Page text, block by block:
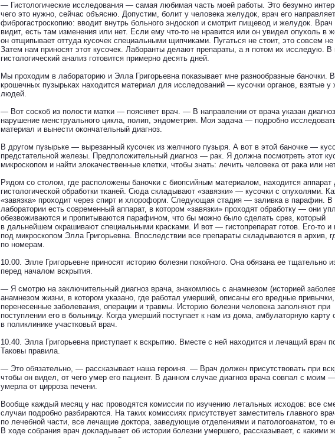
— Гистологические исследования — самая любимая часть моей работы. Это безумно
чего это нужно, сейчас объясню. Допустим, болит у человека желудок, врач его
фиброгастроскопию: вводит внутрь больного эндоскоп и смотрит пищевод и желудок.
видит, есть там изменения или нет. Если ему что-то не нравится или он увидел опухоль в
он отщипывает оттуда кусочек специальными щипчиками. Пугаться не стоит, это совсем не
Затем нам приносят этот кусочек. Лаборанты делают препараты, а я потом их исследую. В
гистологический анализ готовится примерно десять дней.
Мы проходим в лабораторию и Элла Григорьевна показывает мне разнообразные баночки.
крошечных пузырьках находится материал для исследований — кусочки органов, взятые у
людей.
— Вот соскоб из полости матки — поясняет врач. — В направлении от врача указан
нарушение менструального цикла, полип, эндометрия. Моя задача — подробно
материал и вынести окончательный диагноз.
В другом пузырьке — вырезанный кусочек из желчного пузыря. А вот в этой баночке —
предстательной железы. Предположительный диагноз — рак. Я должна посмотреть этот
микроскопом и найти злокачественные клетки, чтобы знать: лечить человека от рака или
Рядом со столом, где расположены баночки с биопсийным материалом, находится аппарат
гистологической обработки тканей. Сюда складывают «завязки» — кусочки с опухолями.
«завязка» проходит через спирт и хлороформ. Следующая стадия — заливка в парафин. В
лаборатории есть современный аппарат, в котором «завязки» проходят обработку — они
обезвоживаются и пропитываются парафином, что бы можно было сделать срез, который
в дальнейшем окрашивают специальными красками. И вот — гистопрепарат готов. Его-то и
под микроскопом Элла Григорьевна. Впоследствии все препараты складываются в архив,
по номерам.
10.00. Элле Григорьевне приносят историю болезни покойного. Она обязана ее тщательно
перед началом вскрытия.
— Я смотрю на заключительный диагноз врача, знакомлюсь с анамнезом (историей
анамнезом жизни, в котором указано, где работал умерший, описаны его вредные привычки,
перенесенные заболевания, операции и травмы. Историю болезни человека заполняют при
поступлении его в больницу. Когда умерший поступает к нам из дома, амбулаторную
в поликлинике участковый врач.
10.40. Элла Григорьевна приступает к вскрытию. Вместе с ней находится и лечащий врач
Таковы правила.
— Это обязательно, — рассказывает наша героиня. — Врач должен присутствовать при
чтобы он видел, от чего умер его пациент. В данном случае диагноз врача совпал с моим
умерла от цирроза печени.
Вообще каждый месяц у нас проводятся комиссии по изучению летальных исходов: все
случаи подробно разбираются. На таких комиссиях присутствует заместитель главного
по лечебной части, все лечащие доктора, заведующие отделениями и патологоанатом, то
В ходе собрания врач докладывает об истории болезни умершего, рассказывает, с какими